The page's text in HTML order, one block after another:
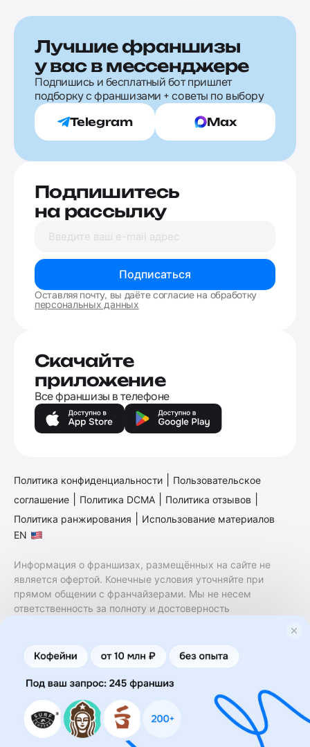
Лучшие франшизы
у вас в мессенджере
Подпишись и бесплатный бот пришлет
подборку с франшизами + советы по выбору
Telegram Max
Подпишитесь
на рассылку
Подписаться
Оставляя почту, вы даёте согласие на обработку
персональных данных
Скачайте
приложение
Все франшизы в телефоне
Политика конфиденциальности
Пользовательское
соглашение
Политика DCMA Политика отзывов
Политика ранжирования
Использование материалов
EN
Информация о франшизах, размещённых на сайте не
является офертой. Конечные условия уточняйте при
прямом общении с франчайзерами. Мы не несем
ответственность за полноту и достоверность
финансовые услуги. Заключение договоров
коммерческой концессии (франчайзинга) осуществляется
правообладателями/их представителями. Бизнесменс.ру
не является посредником или представителем
правообладателя и не несет ответственность за условия
предоставления франшизы и действия лиц,
осуществленные на основании информации, имеющейся